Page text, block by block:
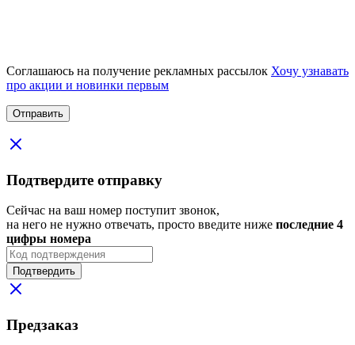
Соглашаюсь на получение рекламных рассылок Хочу узнавать
про акции и новинки первым
Подтвердите отправку
Сейчас на ваш номер поступит звонок,
на него не нужно отвечать, просто введите ниже последние 4
цифры номера
Подтвердить
Предзаказ